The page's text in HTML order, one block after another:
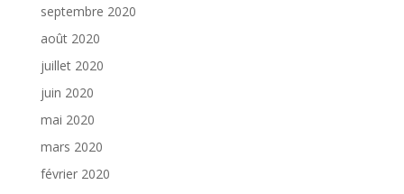
septembre 2020
août 2020
juillet 2020
juin 2020
mai 2020
mars 2020
février 2020